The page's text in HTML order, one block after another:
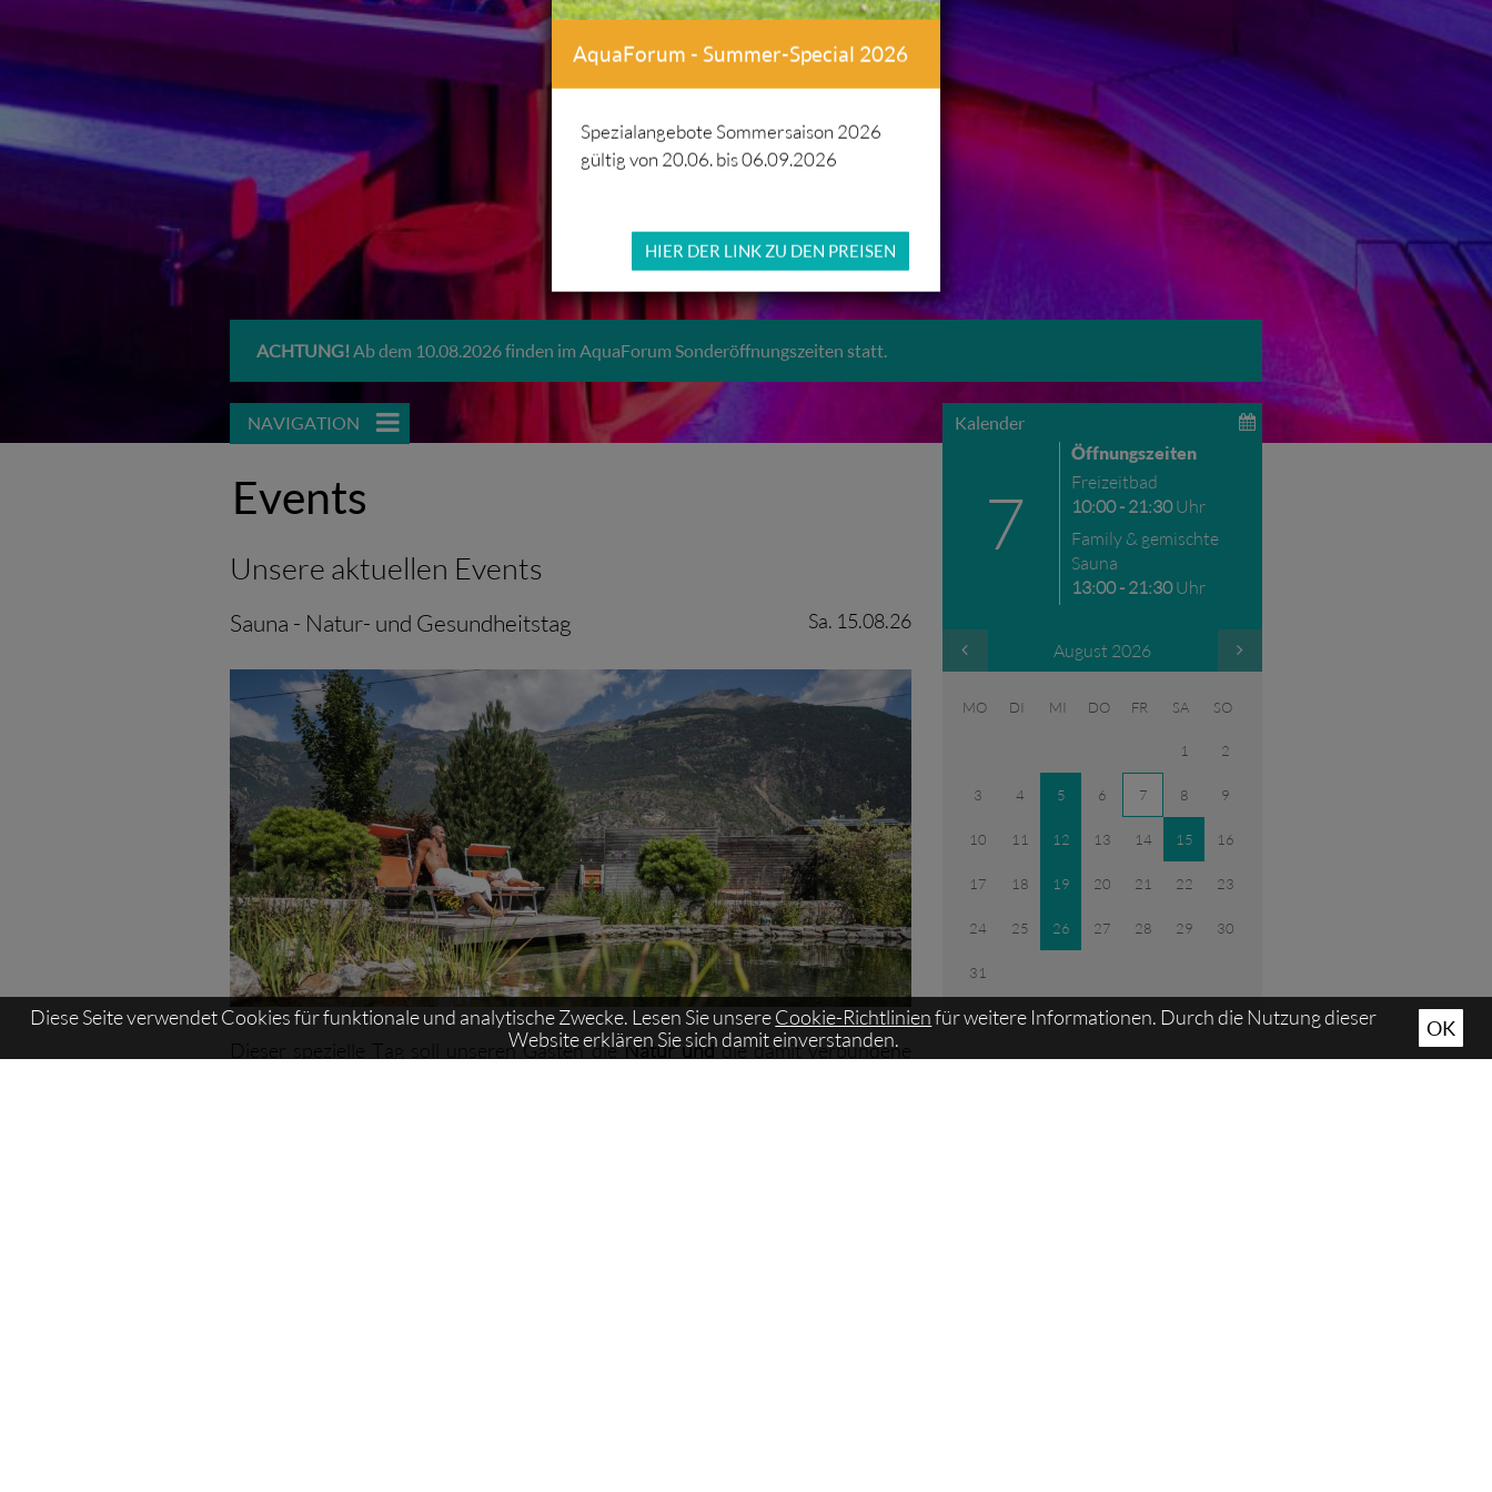
ACHTUNG!Ab dem 10.08.2026 finden im AquaForum Sonderöffnungszeiten statt.
NAVIGATION
Events
Unsere aktuellen Events
Sa. 15.08.26
Sauna - Natur- und Gesundheitstag
Dieser spezielle Tag soll unseren Gästen dieNatur unddie damit verbundene
Kalender
7
Öffnungszeiten
Freizeitbad
10:00 - 21:30Uhr
Family & gemischte
Sauna
13:00 - 21:30Uhr
August 2026
MO DI MI DO FR SA SO
1 2
3 4 5 6 7 8 9
10 11 12 13 14 15 16
17 18 19 20 21 22 23
24 25 26 27 28 29 30
31
AquaForum - Summer-Special 2026
Spezialangebote Sommersaison 2026
gültig von 20.06. bis 06.09.2026
HIER DER LINK ZU DEN PREISEN
Diese Seite verwendet Cookies für funktionale und analytische Zwecke. Lesen Sie unsereCookie-Richtlinienfür weitere Informationen. Durch die Nutzung dieser
Website erklären Sie sich damit einverstanden.
OK